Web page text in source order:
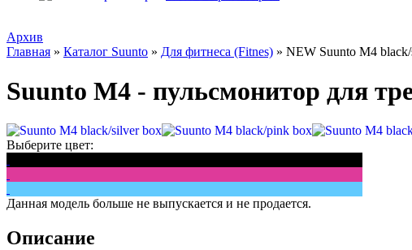
Архив
Главная » Каталог Suunto » Для фитнеса (Fitnes) » NEW Suunto M4
Suunto M4 - пульcмонитор для
Выберите цвет:
Данная модель больше не выпускается и не продается.
Описание